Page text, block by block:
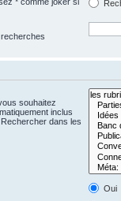
souhaitez
inclus
dans les
Oui